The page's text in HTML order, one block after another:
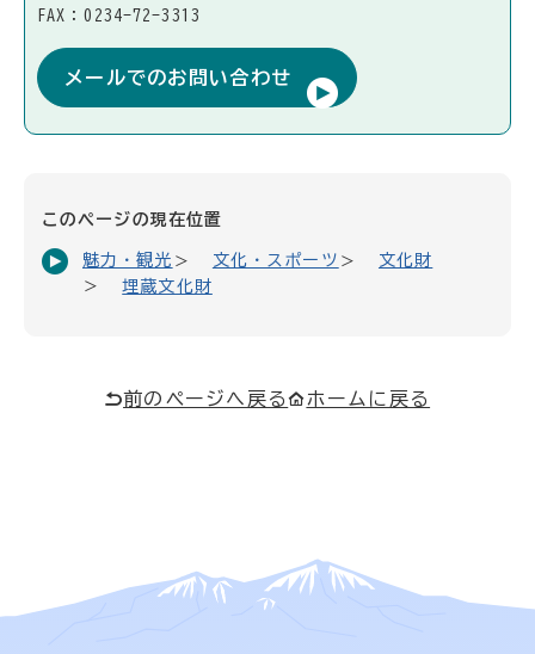
FAX：0234-72-3313
メールでのお問い合わせ
このページの現在位置
魅力・観光 文化・スポーツ
文化財
埋蔵文化財
前のページへ戻る ホームに戻る